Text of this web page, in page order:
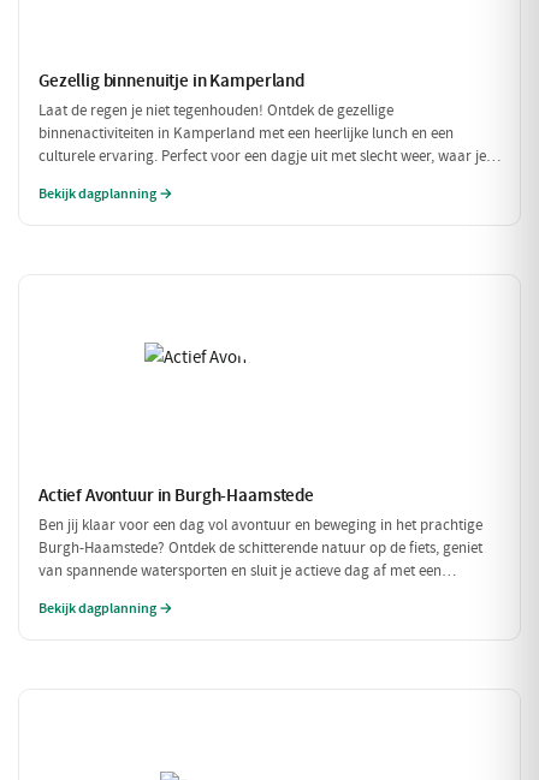
Gezellig binnenuitje in Kamperland
Laat de regen je niet tegenhouden! Ontdek de gezellige
binnenactiviteiten in Kamperland met een heerlijke lunch en een
culturele ervaring. Perfect voor een dagje uit met slecht weer, waar je
Bekijk dagplanning →
Actief Avontuur in Burgh-Haamstede
Ben jij klaar voor een dag vol avontuur en beweging in het prachtige
Burgh-Haamstede? Ontdek de schitterende natuur op de fiets, geniet
van spannende watersporten en sluit je actieve dag af met een
Bekijk dagplanning →